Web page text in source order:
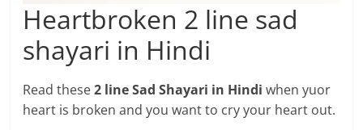
Heartbroken 2 line sad
shayari in Hindi
Read these2 line Sad Shayari in Hindi when yuor
heart is broken and you want to cry your heart out.